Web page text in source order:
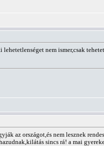
nem ismer,csak
az országot,és nem lesznek
sincs rá! a mai